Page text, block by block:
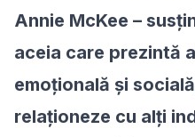
Annie McKee –
aceia care prezintă
emoțională și
relaționeze cu alți